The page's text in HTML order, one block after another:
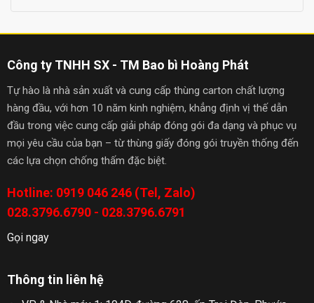
Công ty TNHH SX - TM Bao bì Hoàng Phát
Tự hào là nhà sản xuất và cung cấp thùng carton chất lượng
hàng đầu, với hơn 10 năm kinh nghiệm, khẳng định vị thế dẫn
đầu trong việc cung cấp giải pháp đóng gói đa dạng và phục vụ
mọi yêu cầu của bạn – từ thùng giấy đóng gói truyền thống đến
các lựa chọn chống thấm đặc biệt.
Hotline: 0919 046 246 (Tel, Zalo)
028.3796.6790 - 028.3796.6791
Gọi ngay
Thông tin liên hệ